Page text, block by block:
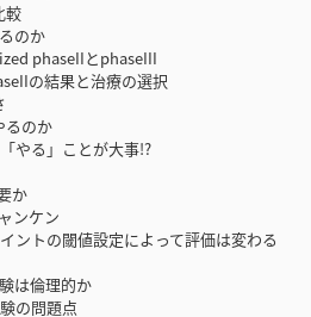
のか
phaseIIとphaseIII
果と治療の選択
のか
」ことが大事!?
ンケン
の閾値設定によって評価は変わる
倫理的か
問題点